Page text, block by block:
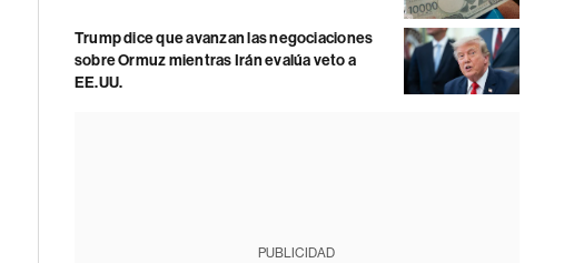
Trump dice que avanzan las negociaciones
sobre Ormuz mientras Irán evalúa veto a
EE.UU.
PUBLICIDAD